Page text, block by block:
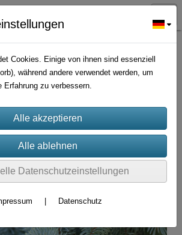
Palmen
Cookies. Einige von ihnen sind essenziell
während andere verwendet werden, um
Erfahrung zu verbessern.
Datenschutzeinstellungen
Datenschutz